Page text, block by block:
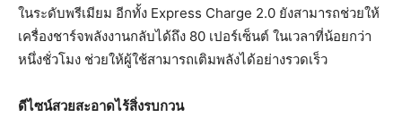
ในระดับพรีเมียม อีกทั้ง Express Charge 2.0 ยังสามารถช่วยให้
เครื่องชาร์จพลังงานกลับได้ถึง 80 เปอร์เซ็นต์ ในเวลาที่น้อยกว่า
หนึ่งชั่วโมง ช่วยให้ผู้ใช้สามารถเติมพลังได้อย่างรวดเร็ว
ดีไซน์สวยสะอาดไร้สิ่งรบกวน